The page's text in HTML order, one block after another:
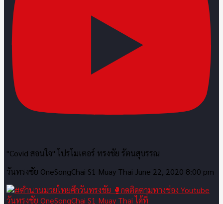
"Covid สอนใจ" โปรโมเตอร์ ทรงชัย รัตนสุบรรณ
วันทรงชัย OneSongChai S1 Muay Thai June 22, 2020 8:00 pm